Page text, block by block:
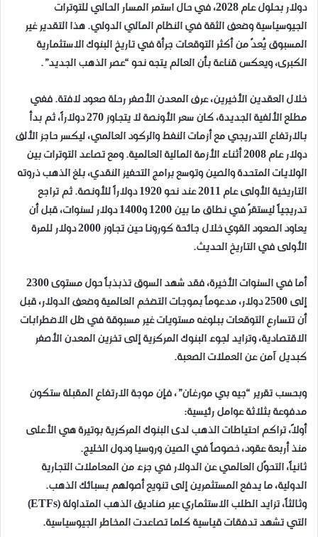
دولار بحلول عام 2028، في حال استمر المسار الحالي للتوترات
الجيوسياسية وضعف الثقة في النظام المالي الدولي. هذا التقدير غير
المسبوق يُعدّ من أكثر التوقعات جرأة في تاريخ البنوك الاستثمارية
الكبرى، ويعكس قناعة بأن العالم يتجه نحو “عصر الذهب الجديد”.
خلال العقدين الأخيرين، عرف المعدن الأصفر رحلة صعود لافتة. ففي
مطلع الألفية الجديدة، كان سعر الأونصة لا يتجاوز 270 دولاراً، ثم بدأ
بالارتفاع التدريجي مع أزمات النفط والركود العالمي، ليكسر حاجز الألف
دولار عام 2008 أثناء الأزمة المالية العالمية. ومع تصاعد التوترات بين
الولايات المتحدة والصين وتوسع برامج التحفيز النقدي، بلغ الذهب ذروته
التاريخية الأولى عام 2011 عند نحو 1920 دولاراً للأونصة. ثم تراجع
تدريجياً ليستقرّ في نطاق ما بين 1200 و1400 دولار لسنوات، قبل أن
يعاود الصعود القوي خلال جائحة كورونا حين تجاوز 2000 دولار للمرة
الأولى في التاريخ الحديث.
أما في السنوات الأخيرة، فقد شهد السوق تذبذباً حول مستوى 2300
إلى 2500 دولار، مدعوماً بموجات التضخم العالمية وضعف الدولار، قبل
أن تتسارع التوقعات ببلوغه مستويات غير مسبوقة في ظل الاضطرابات
الاقتصادية، وتزايد لجوء البنوك المركزية إلى تخزين المعدن الأصفر
كبديل آمن عن العملات الصعبة.
وبحسب تقرير “جيه بي مورغان”، فإن موجة الارتفاع المقبلة ستكون
مدفوعة بثلاثة عوامل رئيسية:
أولاً، تراكم احتياطات الذهب لدى البنوك المركزية بوتيرة هي الأعلى
منذ أربعة عقود، خصوصاً في الصين وروسيا ودول الخليج.
ثانياً، التحوّل العالمي عن الدولار في جزء من المعاملات التجارية
الدولية، ما يدفع المستثمرين إلى تنويع أصولهم بسبائك الذهب.
وثالثاً، تزايد الطلب الاستثماري عبر صناديق الذهب المتداولة (ETFs)
التي تشهد تدفقات قياسية كلما تصاعدت المخاطر الجيوسياسية.